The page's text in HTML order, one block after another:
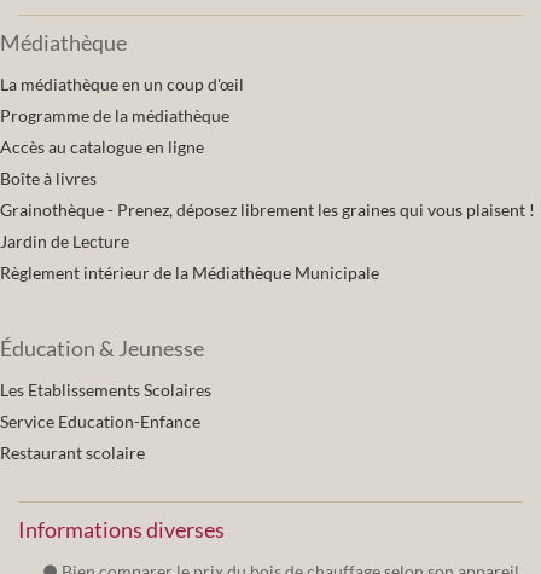
Médiathèque
La médiathèque en un coup d'œil
Programme de la médiathèque
Accès au catalogue en ligne
Boîte à livres
Grainothèque - Prenez, déposez librement les graines qui vous plaisent !
Jardin de Lecture
Règlement intérieur de la Médiathèque Municipale
Éducation & Jeunesse
Les Etablissements Scolaires
Service Education-Enfance
Restaurant scolaire
Informations diverses